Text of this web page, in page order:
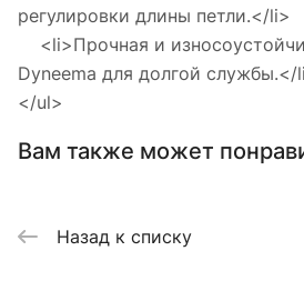
регулировки длины петли.</li>
<li>Прочная и
Dyneema для долгой службы.</
</ul>
Вам также может
Назад к списку